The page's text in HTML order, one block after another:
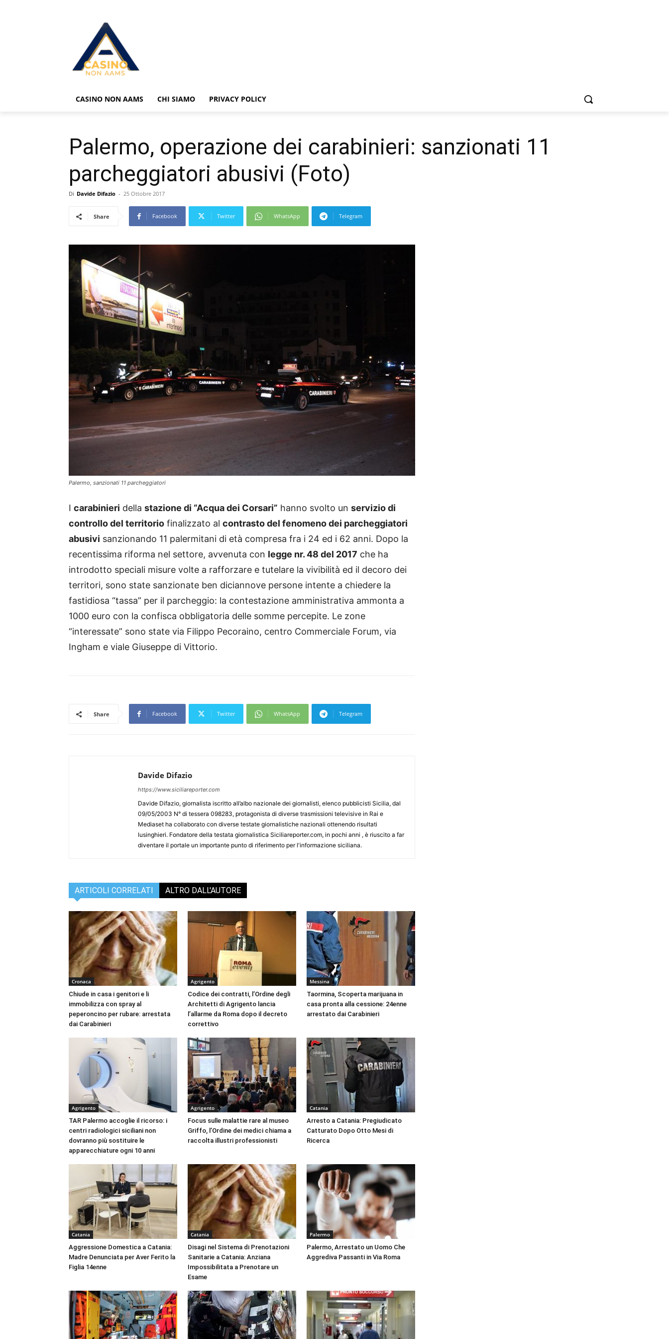
CASINO NON AAMS CHI SIAMO PRIVACY POLICY
Palermo, operazione dei carabinieri: sanzionati 11
parcheggiatori abusivi (Foto)
Di Davide Difazio - 25 Ottobre 2017
Share Facebook Twitter WhatsApp Telegram
Palermo, sanzionati 11 parcheggiatori
I carabinieri della stazione di “Acqua dei Corsari” hanno svolto un servizio di
controllo del territorio finalizzato al contrastodel fenomeno dei parcheggiatori
abusivi sanzionando 11 palermitani di età compresa fra i 24 ed i 62 anni. Dopo la
recentissima riforma nel settore, avvenuta con legge nr. 48 del 2017 che ha
introdotto speciali misure volte a rafforzare e tutelare la vivibilità ed il decoro dei
territori, sono state sanzionate ben diciannove persone intente a chiedere la
fastidiosa “tassa” per il parcheggio: la contestazione amministrativa ammonta a
1000 euro con la confisca obbligatoria delle somme percepite. Le zone
“interessate” sono state via Filippo Pecoraino, centro Commerciale Forum, via
Ingham e viale Giuseppe di Vittorio.
Share Facebook Twitter WhatsApp Telegram
Davide Difazio
https://www.siciliareporter.com
Davide Difazio, giornalista iscritto all’albo nazionale dei giornalisti, elenco pubblicisti Sicilia, dal
09/05/2003 N° di tessera 098283, protagonista di diverse trasmissioni televisive in Rai e
Mediaset ha collaborato con diverse testate giornalistiche nazionali ottenendo risultati
lusinghieri. Fondatore della testata giornalistica Siciliareporter.com, in pochi anni , è riuscito a far
diventare il portale un importante punto di riferimento per l'informazione siciliana.
ARTICOLI CORRELATI ALTRO DALL'AUTORE
Cronaca
Chiude in casa i genitori e li
immobilizza con spray al
peperoncino per rubare: arrestata
dai Carabinieri
Agrigento
Codice dei contratti, l’Ordine degli
Architetti di Agrigento lancia
l’allarme da Roma dopo il decreto
correttivo
Messina
Taormina, Scoperta marijuana in
casa pronta alla cessione: 24enne
arrestato dai Carabinieri
Agrigento
TAR Palermo accoglie il ricorso: i
centri radiologici siciliani non
dovranno più sostituire le
apparecchiature ogni 10 anni
Agrigento
Focus sulle malattie rare al museo
Griffo, l’Ordine dei medici chiama a
raccolta illustri professionisti
Catania
Arresto a Catania: Pregiudicato
Catturato Dopo Otto Mesi di
Ricerca
Catania
Aggressione Domestica a Catania:
Madre Denunciata per Aver Ferito la
Figlia 14enne
Catania
Disagi nel Sistema di Prenotazioni
Sanitarie a Catania: Anziana
Impossibilitata a Prenotare un
Esame
Palermo
Palermo, Arrestato un Uomo Che
Aggrediva Passanti in Via Roma